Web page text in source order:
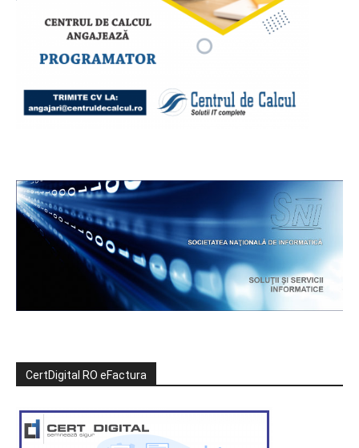
CertDigital RO eFactura